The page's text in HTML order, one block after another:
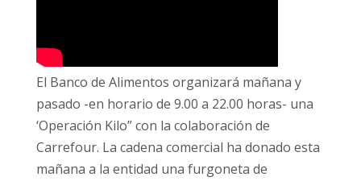
El Banco de Alimentos organizará mañana y
pasado -en horario de 9.00 a 22.00 horas- una
‘Operación Kilo” con la colaboración de
Carrefour. La cadena comercial ha donado esta
mañana a la entidad una furgoneta de